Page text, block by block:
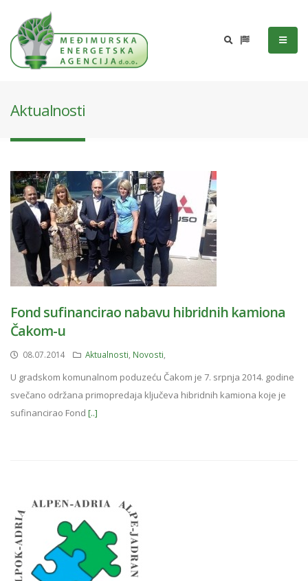
Aktualnosti
Fond sufinancirao nabavu hibridnih kamiona
Čakom-u
08.07.2014 Aktualnosti Novosti
U gradskom komunalnom poduzeću Čakom je 7. srpnja 2014. godine
svečano održana primopredaja ključeva hibridnih kamiona koje je
sufinancirao Fond [..]